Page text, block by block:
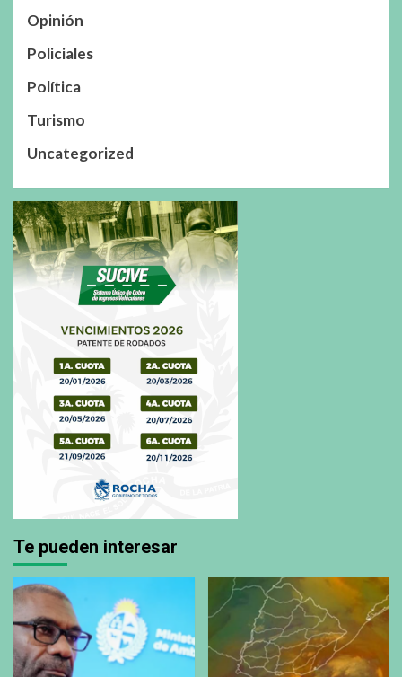
Opinión
Policiales
Política
Turismo
Uncategorized
Te pueden interesar